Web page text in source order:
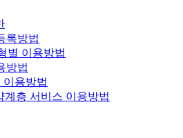
록방법
별 이용방법
방법
용방법
계층 서비스 이용방법